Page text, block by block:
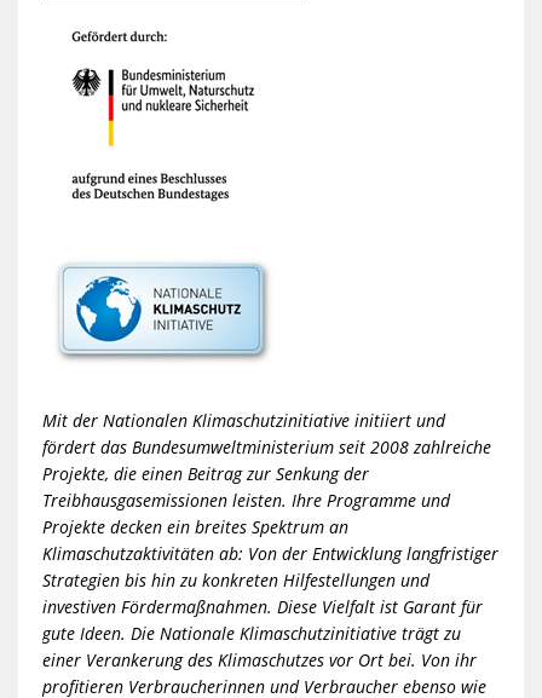
Mit der Nationalen Klimaschutzinitiative initiiert und
fördert das Bundesumweltministerium seit 2008 zahlreiche
Projekte, die einen Beitrag zur Senkung der
Treibhausgasemissionen leisten. Ihre Programme und
Projekte decken ein breites Spektrum an
Klimaschutzaktivitäten ab: Von der Entwicklung langfristiger
Strategien bis hin zu konkreten Hilfestellungen und
investiven Fördermaßnahmen. Diese Vielfalt ist Garant für
gute Ideen. Die Nationale Klimaschutzinitiative trägt zu
einer Verankerung des Klimaschutzes vor Ort bei. Von ihr
profitieren Verbraucherinnen und Verbraucher ebenso wie